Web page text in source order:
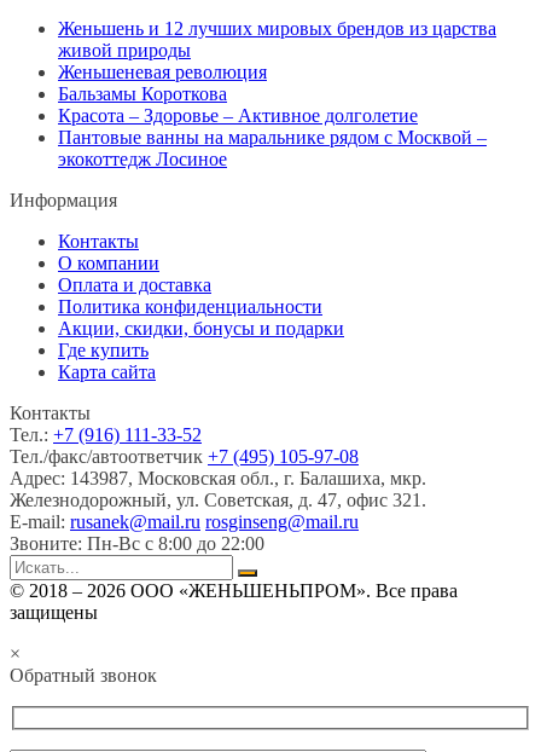
Женьшень и 12 лучших мировых брендов из царства
живой природы
Женьшеневая революция
Бальзамы Короткова
Красота – Здоровье – Активное долголетие
Пантовые ванны на маральнике рядом с Москвой –
экокоттедж Лосиное
Информация
Контакты
О компании
Оплата и доставка
Политика конфиденциальности
Акции, скидки, бонусы и подарки
Где купить
Карта сайта
Контакты
Тел.: +7 (916) 111-33-52
Тел./факс/автоответчик +7 (495) 105-97-08
Адрес: 143987, Московская обл., г. Балашиха, мкр.
Железнодорожный, ул. Советская, д. 47, офис 321.
E-mail: rusanek@mail.ru rosginseng@mail.ru
Звоните: Пн-Вс с 8:00 до 22:00
© 2018 – 2026 ООО «ЖЕНЬШЕНЬПРОМ». Все права
защищены
×
Обратный звонок